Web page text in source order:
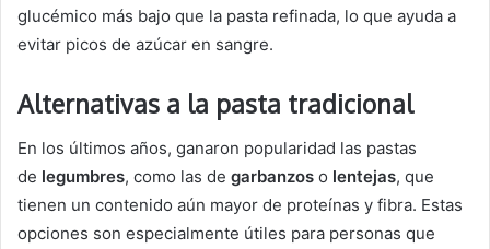
glucémico más bajo que la pasta refinada, lo que ayuda a
evitar picos de azúcar en sangre.
Alternativas a la pasta tradicional
En los últimos años, ganaron popularidad las pastas
de legumbres, como las de garbanzos o lentejas, que
tienen un contenido aún mayor de proteínas y fibra. Estas
opciones son especialmente útiles para personas que